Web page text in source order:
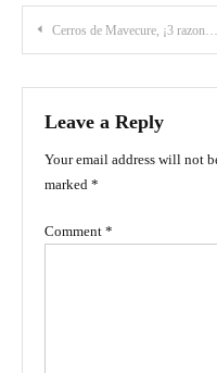
Post
navigation
Cerros de Mavecure, ¡3 razones para visitarlos!
Leave a Reply
Your email address will not
marked *
Comment *